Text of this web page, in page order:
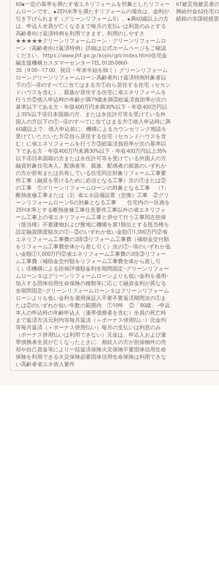
60●一定の基準を満たす省エネリフォームを対象としたリフォー
ムローンです。●ZEH水準を満たすリフォームの場合は、金利が
引き下げられます（グリーンリフォームS）。●満60歳以上の方
は、申込人全員が亡くなるまで毎月の支払いは利息のみとする
高齢者向け返済特例を利用できます。利用のしやすさ
★★★★★グリーンリフォームローン・グリーンリフォームロ
ーン（高齢者向け返済特例）詳細は公式ホームページをご確認
ください。https://www.jhf.go.jp/kojin/grl/index.html住宅金
融支援機構カスタマーセンターTEL:0120-0860-
35（9:00∼17:00、祝日・年末年始を除く）グリーンリフォーム
ローングリーンリフォームローン高齢者向け返済特例対象者以
下の①∼④のすべてに当てはまる方①自ら居住する住宅（セカン
ドハウスを含む）、親族が居住する住宅に省エネリフォームを
行う方②借入申込時の年齢が満79歳未満③総返済負担率が次の
基準以下である方・年収400万円未満30%以下・年収400万円以
上35%以下④日本国籍の方、または永住許可等を受けている外
国人の方以下の①∼④のすべてに当てはまる方①借入申込時に満
60歳以上で、借入申込前に、機構によるカウンセリング相談を
受けていただいた方②自ら居住する住宅（セカンドハウスを含
む）に省エネリフォームを行う方③総返済負担率が次の基準以
下である方・年収400万円未満30%以下・年収400万円以上35%
以下④日本国籍の方または永住許可等を受けている外国人の方
融資対象住宅本人、配偶者等、親族、配偶者の親族のいずれか
の方が所有または共有している住宅同左対象リフォーム工事要
件工事（融資を受けるために必須となる工事）次の①または②
の工事 ①グリーンリフォームローンの対象となる工事 （1）
断熱改修工事または（2）省エネ設備設置（交換）工事 ②グリ
ーンリフォームローンSの対象となる工事 住宅内の一区画を
ZEH水準とする断熱改修工事任意要件工事以外の省エネリフォ
ーム工事上の省エネリフォーム工事と併せて行う工事同左担保
（抵当権）不要建物および敷地に機構を第1順位とする抵当権を
設定融資限度額次の①∼③のいずれか低い金額①1,000万円②省
エネリフォーム工事費の2倍③リフォーム工事費（補助金交付額
をリフォーム工事費全体から差し引く）次の①∼④のいずれか低
い金額①1,000万円②省エネリフォーム工事費の2倍③リフォー
ム工事費（補助金交付額をリフォーム工事費全体から差し引
く）④機構による担保評価額金利全期間固定･グリーンリフォー
ムローンＳはグリーンリフォームローンよりも低い金利を適用･
加入する団体信用生命保険の種類等に応じて融資金利が異なる
全期間固定･グリーンリフォームローンＳはグリーンリフォーム
ローンよりも低い金利を適用保証人不要不要返済期間次の①ま
たは②のいずれか短い年数の範囲内 ①10年 ②「80歳」−申込
本人の申込時の年齢申込人（連帯債務者を含む）全員の死亡時
まで返済方法元利均等毎月返済（＋ボーナス併用払い）元金均
等毎月返済（＋ボーナス併用払い）毎月の支払いは利息のみ
（ボーナス併用払いは利用できない）元金は、申込人および連
帯債務者全員が亡くなったときに、相続人の方が担保物件の売
却や自己資金等により一括返済保険火災保険不要団体信用生命
保険を利用できる火災保険必要団体信用生命保険は利用できな
い高齢者省エネ借入要件
61被災地被災者
興給付金62住宅
紙税の非課税措